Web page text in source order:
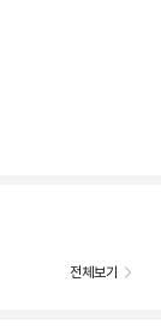
전체보기